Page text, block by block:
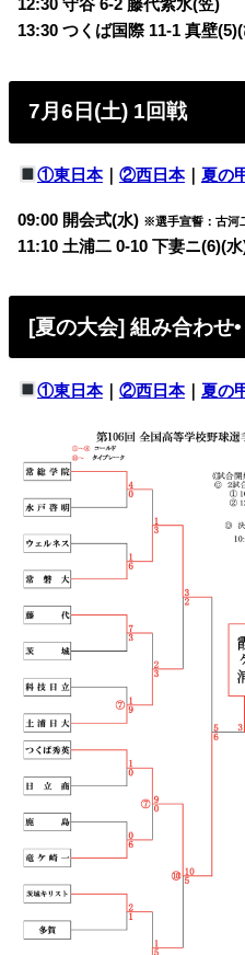
12:30 守谷 6-2 藤代紫水(笠)
13:30 つくば国際 11-1 真壁
7月6日(土) 1回戦
①東日本｜ ②西日本｜ 夏の
09:00 開会式(水) ※選手宣誓：古河
11:10 土浦二 0-10 下妻ニ(6)(
[夏の大会] 組み合わせ
①東日本｜ ②西日本｜ 夏の